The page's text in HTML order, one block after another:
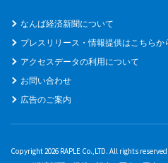
なんば経済新聞について
プレスリリース・情報提供はこちらか
アクセスデータの利用について
お問い合わせ
広告のご案内
Copyright 2026 RAPLE Co.,LTD. All rights reserved.